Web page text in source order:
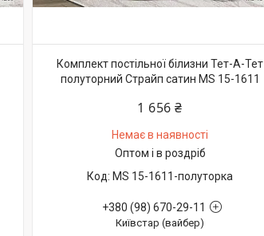
Комплект постільної білизни Тет-А-Тет
полуторний Страйп сатин MS 15-1611
1 656 ₴
Немає в наявності
Оптом і в роздріб
MS 15-1611-полуторка
+380 (98) 670-29-11
Київстар (вайбер)